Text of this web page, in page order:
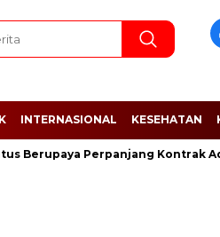
INTERNASIONAL KESEHATAN
Perpanjang Kontrak Adrien